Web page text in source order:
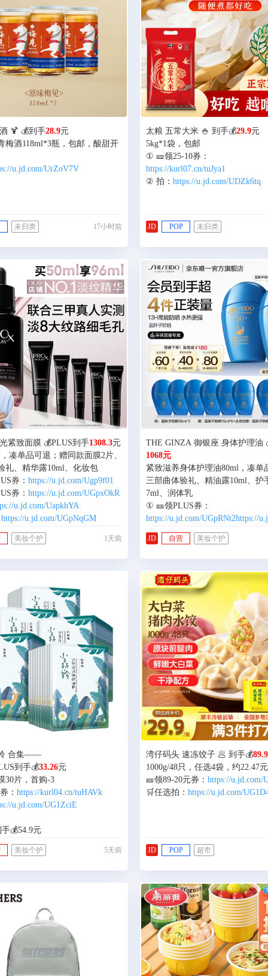
🍹 💰到手28.9元
梅酒118ml*3瓶，包邮，酸甜开
u.jd.com/UrZoV7V
未归类 17小时前
太粮 五常大米 🍚 到手💰29.9元
5kg*1袋，包邮
https://kurl07.cn/tuJya1
② 拍： https://u.jd.com/UDZk6tq
JD POP 未归类
紧致面膜 💰PLUS到手1308.3元
凑单品可退；赠同款面膜2片、
礼、精华露10ml、化妆包
券： https://u.jd.com/Ugp9f01
券： https://u.jd.com/UGpxOkR
u.jd.com/UapkhYA
https://u.jd.com/UGpNqGM
美妆个护 1天前
THE GINZA 御银座 身体护理油
1068元
紧致滋养身体护理油80ml，凑单
三部曲体验礼、精油露10ml、护
7ml、润体乳
https://u.jd.com/UGpRNt2https://
② 拍：https://u.jd.com/U1p7xxc
③ 凑/退：https://u.jd.com/
JD 自营 美妆个护
合集——
到手💰33.26元
30片，首购-3
： https://kurl04.cn/tuHAVk
u.jd.com/UG1ZciE
💰54.9元
50片（15片*3+单片*5），包邮
：https://kurl07.cn/tuHoc9
美妆个护 5天前
湾仔码头 速冻饺子 🥟 到手💰
1000g/48只，任选4袋，约22.47
🎫领89-20元券： https://u.jd.com/
🛒任选拍： https://u.jd.com/
JD POP 超市